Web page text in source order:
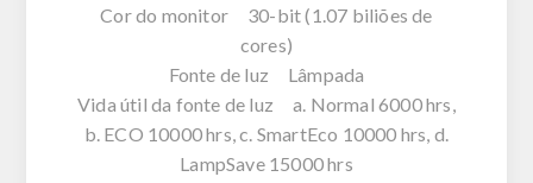
Cor do monitor 30-bit (1.07 biliões de
cores)
Fonte de luz Lâmpada
Vida útil da fonte de luz a. Normal 6000 hrs,
b. ECO 10000 hrs, c. SmartEco 10000 hrs, d.
LampSave 15000 hrs